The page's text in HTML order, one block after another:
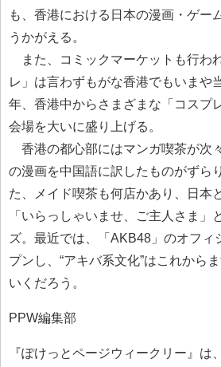
も、香港における日本の漫画・ゲー
うかがえる。
また、コミックマーケットも行わ
レ」は言わずもがな香港でもいまや
年、香港中からさまざまな「コスプ
会場を大いに盛り上げる。
香港の都心部にはマンガ喫茶が次
の漫画を中国語に訳したものがずら
た、メイド喫茶も何店かあり、日本
「いらっしゃいませ、ご主人さま」
ズ。最近では、「AKB48」のオフィ
プンし、“アキバ系文化”はこれから
いくだろう。
PPW編集部
『ぽけっとページウィークリー』は